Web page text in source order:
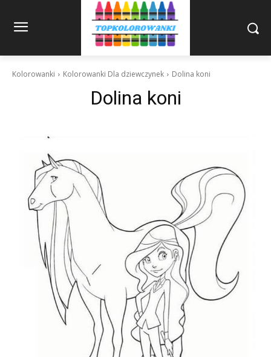
Kolorowanki Kolorowanki Dla dziewczynek Dolina koni
Dolina koni